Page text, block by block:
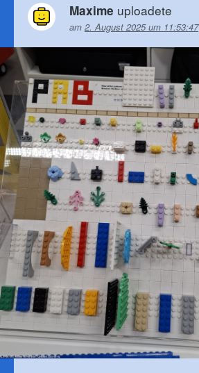
Maxime uploadete
am 2. August 2025 um 11:53:47